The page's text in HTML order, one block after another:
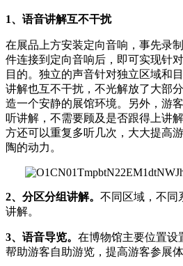
1、语音讲解互不干扰
在展品上方安装定向音响，事先录
件连接到定向音响后，即可实现针
目的。独立的声音针对独立区域和
讲解也互不干扰，不光解放了大部
造一个安静的展馆环境。另外，游
听讲解，不需要顾及是否跟得上讲
方还可以重复多听几次，大大提高
陶的动力。
2、分区分组讲解。 不同区域，不同
讲解。
3、语音导览。 在博物馆主要位置设
帮助游客自助游览，提高游客参展体